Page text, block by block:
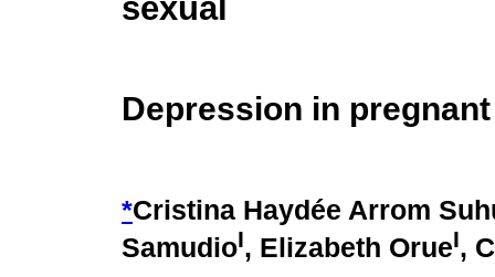
sexual
Depression in
*Cristina Haydée Arrom
SamudioI, Elizabeth OrueI,